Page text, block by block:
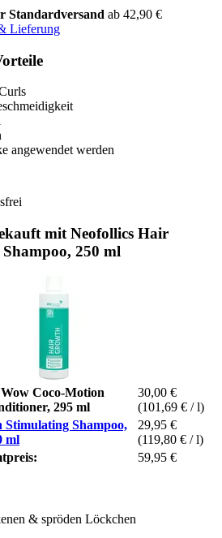
Standardversand ab 42,90 €
Lieferung
angewendet werden
mit Neofollics Hair
250 ml
Coco-Motion
295 ml
30,00 €
(101,69 € / l)
Shampoo,
ml
29,95 €
(119,80 € / l)
59,95 €
& spröden Löckchen